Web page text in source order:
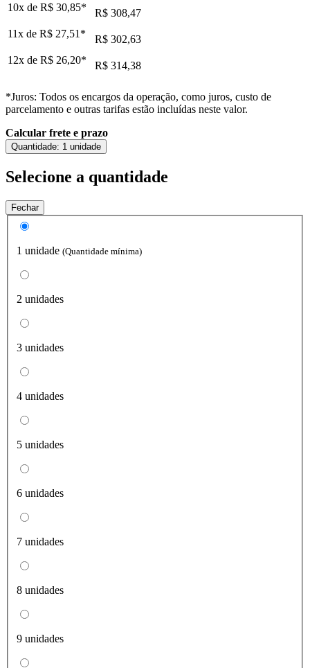
10x de R$ 30,85*
R$ 308,47
11x de R$ 27,51 *
R$ 302,63
12x de R$ 26,20* R$ 314,38
*Juros: Todos os encargos da operação, como juros, custo de
parcelamento e outras tarifas estão incluídas neste valor.
Calcular frete e prazo
Quantidade: 1 unidade
Selecione a quantidade
Fechar
1 unidade (Quantidade mínima)
2 unidades
3 unidades
4 unidades
5 unidades
6 unidades
7 unidades
8 unidades
9 unidades